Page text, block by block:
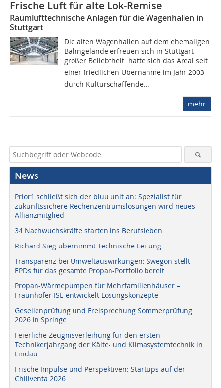
Frische Luft für alte Lok-Remise
Raumlufttechnische Anlagen für die Wagenhallen in
Stuttgart
Die alten Wagenhallen auf dem ehemaligen
Bahngelände erfreuen sich in Stuttgart
großer Beliebtheit  hatte sich das Areal seit
einer friedlichen Übernahme im Jahr 2003
durch Kulturschaffende...
mehr
News
Prior1 schließt sich der bluu unit an: Spezialist für
zukunftssichere Rechenzentrumslösungen wird neues
Allianzmitglied
34 Nachwuchskräfte starten ins Berufsleben
Richard Sieg übernimmt Technische Leitung
Transparenz bei Umweltauswirkungen: Swegon stellt
EPDs für das gesamte Propan-Portfolio bereit
Propan-Wärmepumpen für Mehrfamilienhäuser –
Fraunhofer ISE entwickelt Lösungskonzepte
Gesellenprüfung und Freisprechung Sommerprüfung
2026 in Springe
Feierliche Zeugnisverleihung für den ersten
Technikerjahrgang der Kälte- und Klimasystemtechnik in
Lindau
Frische Impulse und Perspektiven: Startups auf der
Chillventa 2026